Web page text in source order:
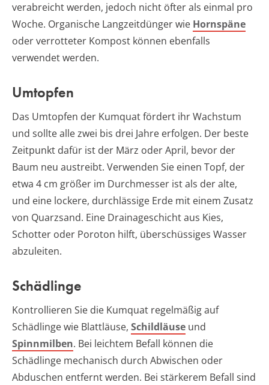
verabreicht werden, jedoch nicht öfter als einmal pro
Woche. Organische Langzeitdünger wie Hornspäne
oder verrotteter Kompost können ebenfalls
verwendet werden.
Umtopfen
Das Umtopfen der Kumquat fördert ihr Wachstum
und sollte alle zwei bis drei Jahre erfolgen. Der beste
Zeitpunkt dafür ist der März oder April, bevor der
Baum neu austreibt. Verwenden Sie einen Topf, der
etwa 4 cm größer im Durchmesser ist als der alte,
und eine lockere, durchlässige Erde mit einem Zusatz
von Quarzsand. Eine Drainageschicht aus Kies,
Schotter oder Poroton hilft, überschüssiges Wasser
abzuleiten.
Schädlinge
Kontrollieren Sie die Kumquat regelmäßig auf
Schädlinge wie Blattläuse, Schildläuse und
Spinnmilben. Bei leichtem Befall können die
Schädlinge mechanisch durch Abwischen oder
Abduschen entfernt werden. Bei stärkerem Befall sind